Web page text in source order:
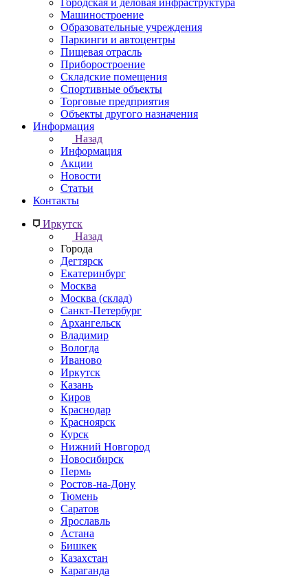
Городская и деловая инфраструктура
Машиностроение
Образовательные учреждения
Паркинги и автоцентры
Пищевая отрасль
Приборостроение
Складские помещения
Спортивные объекты
Торговые предприятия
Объекты другого назначения
Информация
Назад
Информация
Акции
Новости
Статьи
Контакты
Иркутск
Назад
Города
Дегтярск
Екатеринбург
Москва
Москва (склад)
Санкт-Петербург
Архангельск
Владимир
Вологда
Иваново
Иркутск
Казань
Киров
Краснодар
Красноярск
Курск
Нижний Новгород
Новосибирск
Пермь
Ростов-на-Дону
Тюмень
Саратов
Ярославль
Астана
Бишкек
Казахстан
Караганда